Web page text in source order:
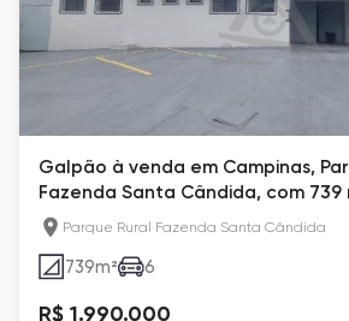
Galpão à venda em Campinas,
Fazenda Santa Cândida, com 739
Parque Rural Fazenda Santa Cândida
739m² 6
R$ 1.990.000